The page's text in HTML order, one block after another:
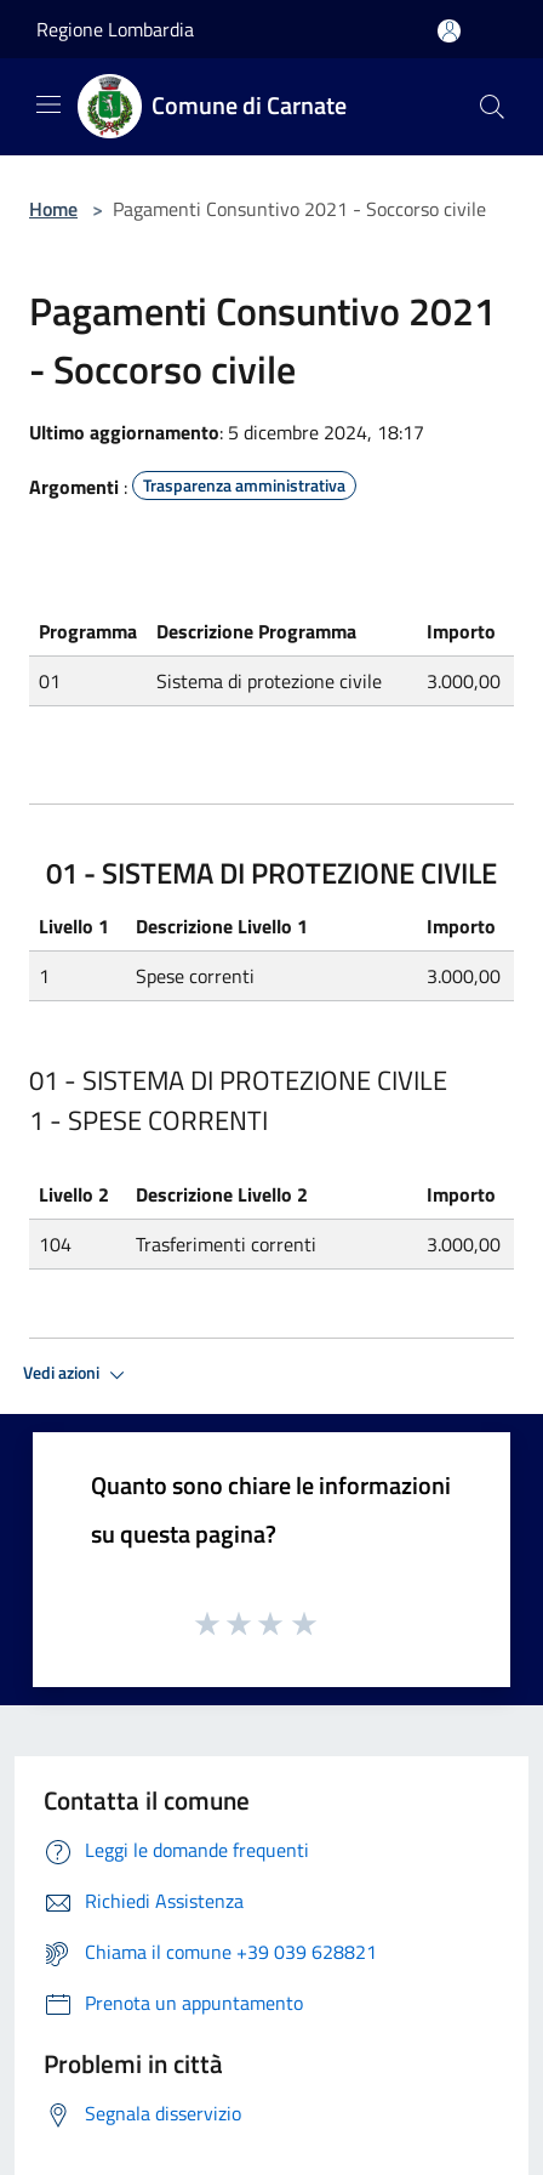
Regione Lombardia
Comune di Carnate
Home > Pagamenti Consuntivo 2021 - Soccorso civile
Pagamenti Consuntivo 2021
- Soccorso civile
Ultimo aggiornamento: 5 dicembre 2024, 18:17
Argomenti : Trasparenza amministrativa
Programma Descrizione Programma
Importo
01
Sistema di protezione civile 3.000,00
01 - SISTEMA DI PROTEZIONE CIVILE
Livello 1 Descrizione Livello 1
Importo
1
Spese correnti 3.000,00
01 - SISTEMA DI PROTEZIONE CIVILE
1 - SPESE CORRENTI
Livello 2 Descrizione Livello 2
Importo
104
Trasferimenti correnti 3.000,00
Vedi azioni
Quanto sono chiare le informazioni
su questa pagina?
Contatta il comune
Leggi le domande frequenti
Richiedi Assistenza
Chiama il comune +39 039 628821
Prenota un appuntamento
Problemi in città
Segnala disservizio